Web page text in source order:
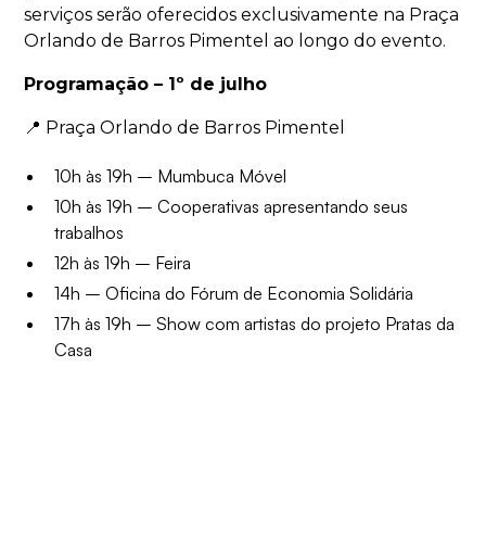
serviços serão oferecidos exclusivamente na Praça
Orlando de Barros Pimentel ao longo do evento.
Programação – 1º de julho
📍 Praça Orlando de Barros Pimentel
10h às 19h – Mumbuca Móvel
10h às 19h – Cooperativas apresentando seus
trabalhos
12h às 19h – Feira
14h – Oficina do Fórum de Economia Solidária
17h às 19h – Show com artistas do projeto Pratas da
Casa